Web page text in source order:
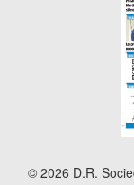
© 2026 D.R.